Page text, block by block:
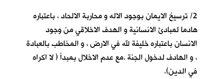
2/ ترسيخ الايمان بوجود الاله و محاربة الالحاد ، باعتباره
هادما لمبادئ الانسانية و الهدف الاخلاقي من وجود
الانسان باعتباره خليفة لله في الارض ، و المخاطب بالعبادة
، و الهادف لدخول الجنة .مع عدم الاخلال بمبدأ ( لا اكراه
في الدين).